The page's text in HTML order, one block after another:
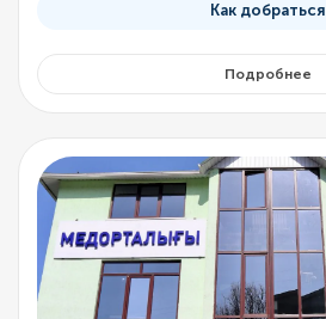
Как добраться
Подробнее